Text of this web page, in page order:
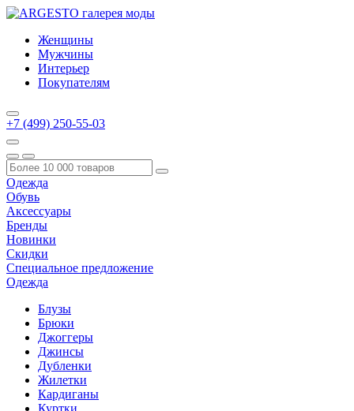
Женщины
Мужчины
Интерьер
Покупателям
+7 (499) 250-55-03
Одежда
Обувь
Аксессуары
Бренды
Новинки
Скидки
Специальное предложение
Одежда
Блузы
Брюки
Джоггеры
Джинсы
Дубленки
Жилетки
Кардиганы
Куртки